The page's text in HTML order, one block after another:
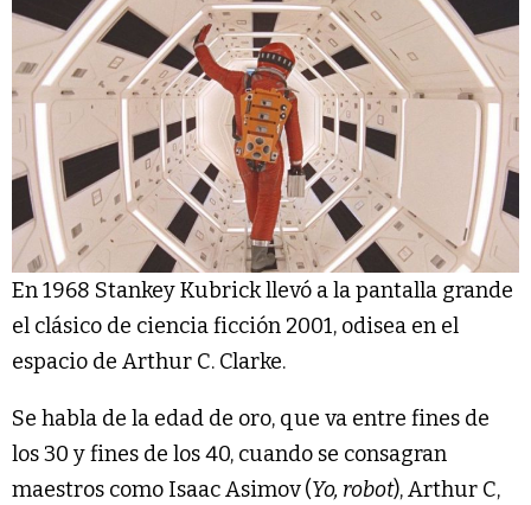
En 1968 Stankey Kubrick llevó a la pantalla grande
el clásico de ciencia ficción 2001, odisea en el
espacio de Arthur C. Clarke.
Se habla de la edad de oro, que va entre fines de
los 30 y fines de los 40, cuando se consagran
maestros como Isaac Asimov (Yo, robot), Arthur C,